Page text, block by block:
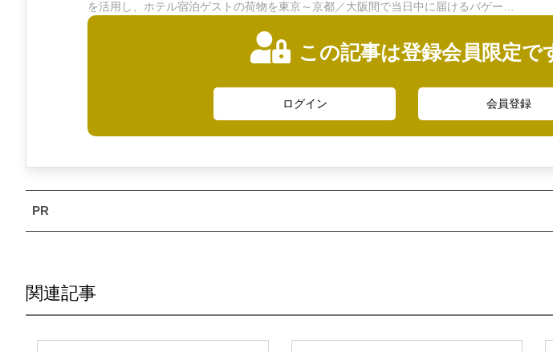
を活用し、ホテル宿泊ゲストの荷物を東京～京都／大阪間で当日中に届けるバゲー…
この記事は登録会員限定で
ログイン 会員登録
関連記事